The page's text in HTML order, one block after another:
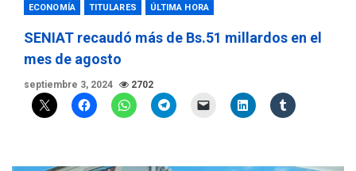
ECONOMÍA TITULARES ÚLTIMA HORA
SENIAT recaudó más de Bs.51 millardos en el
mes de agosto
septiembre 3, 2024 2702